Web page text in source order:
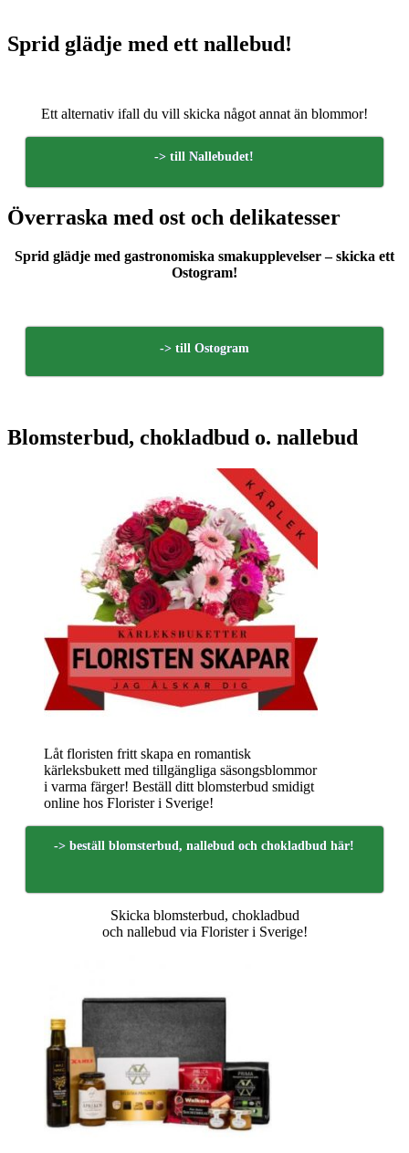
Sprid glädje med ett nallebud!
Ett alternativ ifall du vill skicka något annat än blommor!
-> till Nallebudet!
Överraska med ost och delikatesser
Sprid glädje med gastronomiska smakupplevelser – skicka ett
Ostogram!
-> till Ostogram
Blomsterbud, chokladbud o. nallebud
Låt floristen fritt skapa en romantisk
kärleksbukett med tillgängliga säsongsblommor
i varma färger! Beställ ditt blomsterbud smidigt
online hos Florister i Sverige!
-> beställ blomsterbud, nallebud och chokladbud här!
Skicka blomsterbud, chokladbud
och nallebud via Florister i Sverige!